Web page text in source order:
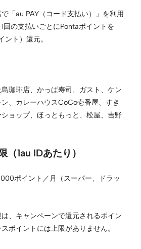
「au PAY（コード支払い）」を利用
回の支払いごとにPontaポイントを
ト）還元。
珈琲店、かっぱ寿司、ガスト、ケン
、カレーハウスCoCo壱番屋、すき
ョップ、ほっともっと、松屋、吉野
1au IDあたり）
ポイント／月（スーパー、ドラッ
、キャンペーンで還元されるポイン
ポイントには上限がありません。